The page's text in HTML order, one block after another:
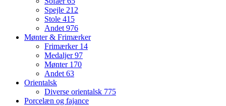
Spejle 212
Stole 415
Andet 976
Mønter & Frimærker
Frimærker 14
Medaljer97
Mønter 170
Andet 63
Orientalsk
Diverse orientalsk 775
Porcelæn og fajance